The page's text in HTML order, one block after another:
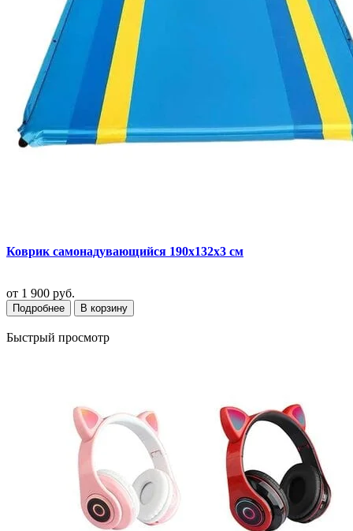
Коврик самонадувающийся 190х132х3 см
от 1 900 руб.
Подробнее В корзину
Быстрый просмотр